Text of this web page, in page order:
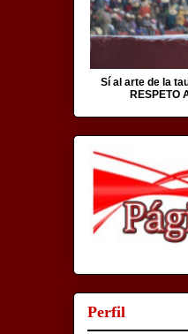
Sí al arte de la
RESPETO
Perfil